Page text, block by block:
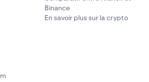
Binance
En savoir plus sur la crypto